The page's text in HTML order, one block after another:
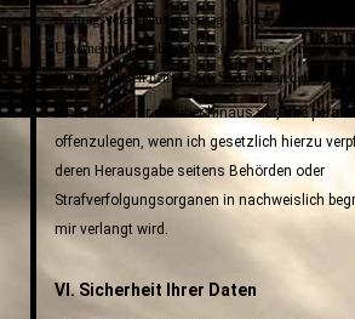
Auftragsverarbeitungsvertrag haben ich
Unternehmen abgeschlossen, das meine
innereuropäisch betriebenen Server hosted und
Ich behalte mir darüber hinaus vor, Ihre
offenzulegen, wenn ich gesetzlich hierzu
deren Herausgabe seitens Behörden oder
Strafverfolgungsorganen in nachweislich
mir verlangt wird.
VI. Sicherheit Ihrer Daten